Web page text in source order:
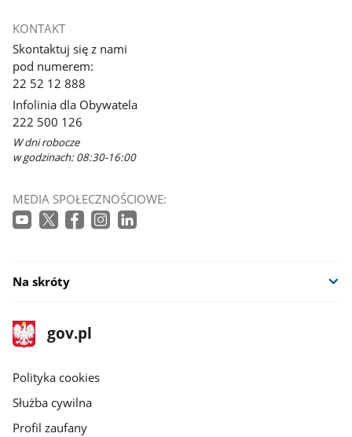
KONTAKT
Skontaktuj się z nami
pod numerem:
22 52 12 888
Infolinia dla Obywatela
222 500 126
W dni robocze
w godzinach: 08:30-16:00
MEDIA SPOŁECZNOŚCIOWE:
Na skróty
stopka
gov.pl
Strona
gov.pl
gov.pl
Polityka cookies
Służba cywilna
Profil zaufany